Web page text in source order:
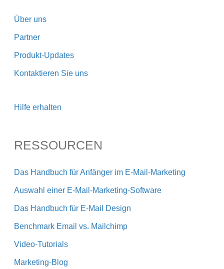
Über uns
Partner
Produkt-Updates
Kontaktieren Sie uns
Hilfe erhalten
RESSOURCEN
Das Handbuch für Anfänger im E-Mail-Marketing
Auswahl einer E-Mail-Marketing-Software
Das Handbuch für E-Mail Design
Benchmark Email vs. Mailchimp
Video-Tutorials
Marketing-Blog